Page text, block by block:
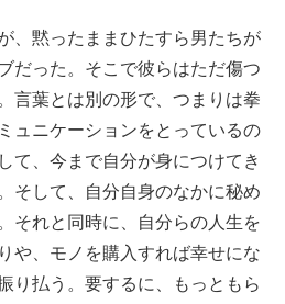
、黙ったままひたすら男たちが
だった。そこで彼らはただ傷つ
言葉とは別の形で、つまりは拳
ュニケーションをとっているの
て、今まで自分が身につけてき
そして、自分自身のなかに秘め
それと同時に、自分らの人生を
や、モノを購入すれば幸せにな
り払う。要するに、もっともら